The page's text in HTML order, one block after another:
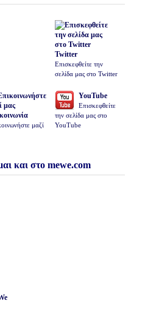
Twitter
Επισκεφθείτε την
σελίδα μας στο Twitter
μαζί
YouTube
Επισκεφθείτε
την σελίδα μας στο
YouTube
και στο mewe.com